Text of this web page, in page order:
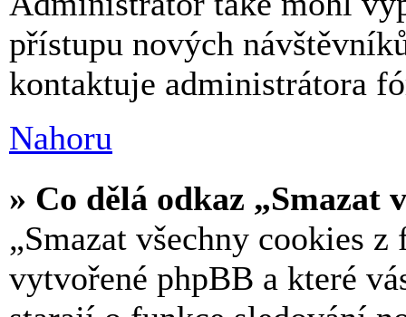
přístupu nových
kontaktuje administrátora
Nahoru
» Co dělá odkaz „Smazat
„Smazat všechny cookies
vytvořené phpBB a které